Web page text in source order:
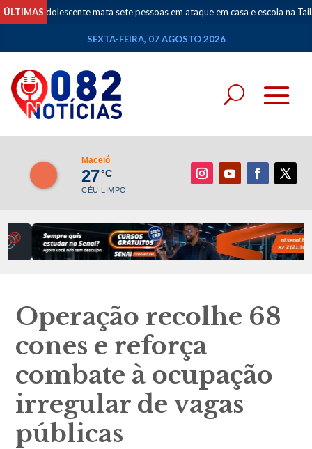
ÚLTIMAS mata sete pessoas em ataque em casa e escola na Tailândia •
SEXTA-FEIRA, 07 AGOSTO 2026
Maceió
27°C
CÉU LIMPO
Operação recolhe 68
cones e reforça
combate à ocupação
irregular de vagas
públicas